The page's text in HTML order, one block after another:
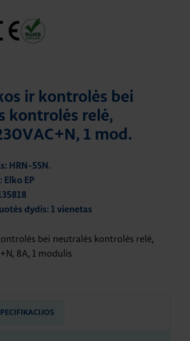
ir kontrolės bei
kontrolės relė,
1 mod.
HRN-55N.
Elko EP
dydis: 1 vienetas
bei neutralės kontrolės relė,
8A, 1 modulis